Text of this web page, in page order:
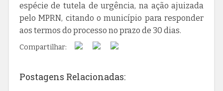
espécie de tutela de urgência, na ação ajuizada
pelo MPRN, citando o município para responder
aos termos do processo no prazo de 30 dias.
Compartilhar:
Postagens Relacionadas: